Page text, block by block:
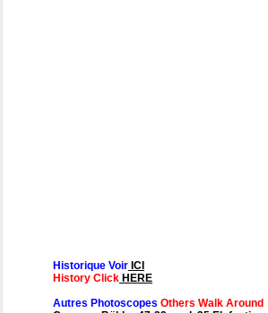
Historique Voir ICI
History Click HERE
Autres Photoscopes Others Walk Around